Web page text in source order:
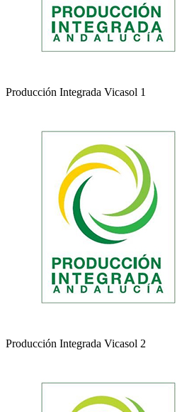
Producción Integrada Vicasol 1
Producción Integrada Vicasol 2